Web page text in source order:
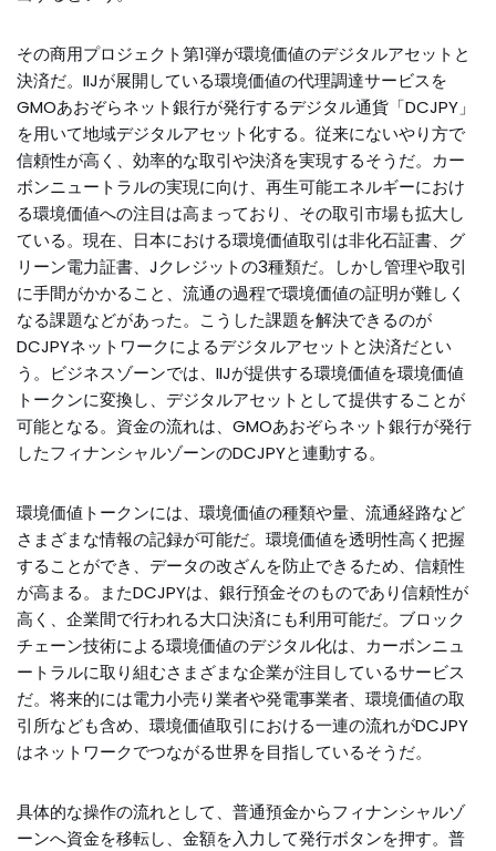
その商用プロジェクト第1弾が環境価値のデジタルアセットと
決済だ。IIJが展開している環境価値の代理調達サービスを
GMOあおぞらネット銀行が発行するデジタル通貨「DCJPY」
を用いて地域デジタルアセット化する。従来にないやり方で
信頼性が高く、効率的な取引や決済を実現するそうだ。カー
ボンニュートラルの実現に向け、再生可能エネルギーにおけ
る環境価値への注目は高まっており、その取引市場も拡大し
ている。現在、日本における環境価値取引は非化石証書、グ
リーン電力証書、Jクレジットの3種類だ。しかし管理や取引
に手間がかかること、流通の過程で環境価値の証明が難しく
なる課題などがあった。こうした課題を解決できるのが
DCJPYネットワークによるデジタルアセットと決済だとい
う。ビジネスゾーンでは、IIJが提供する環境価値を環境価値
トークンに変換し、デジタルアセットとして提供することが
可能となる。資金の流れは、GMOあおぞらネット銀行が発行
したフィナンシャルゾーンのDCJPYと連動する。
環境価値トークンには、環境価値の種類や量、流通経路など
さまざまな情報の記録が可能だ。環境価値を透明性高く把握
することができ、データの改ざんを防止できるため、信頼性
が高まる。またDCJPYは、銀行預金そのものであり信頼性が
高く、企業間で行われる大口決済にも利用可能だ。ブロック
チェーン技術による環境価値のデジタル化は、カーボンニュ
ートラルに取り組むさまざまな企業が注目しているサービス
だ。将来的には電力小売り業者や発電事業者、環境価値の取
引所なども含め、環境価値取引における一連の流れがDCJPY
はネットワークでつながる世界を目指しているそうだ。
具体的な操作の流れとして、普通預金からフィナンシャルゾ
ーンへ資金を移転し、金額を入力して発行ボタンを押す。普